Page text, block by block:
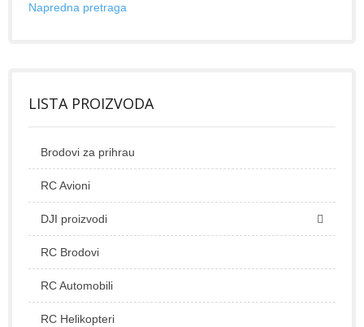
KONTAKT
Napredna pretraga
LISTA PROIZVODA
Brodovi za prihrau
RC Avioni
DJI proizvodi
RC Brodovi
RC Automobili
RC Helikopteri